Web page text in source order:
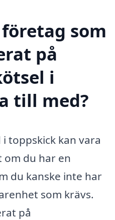
som
på
i
till med?
toppskick kan vara
om du har en
du kanske inte har
som krävs.
på